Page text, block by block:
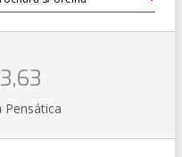
Pensática